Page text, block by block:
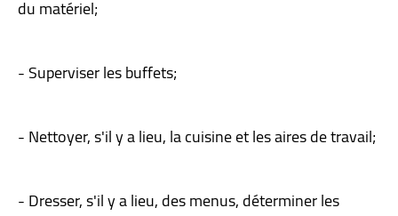
du matériel;
- Superviser les buffets;
- Nettoyer, s'il y a lieu, la cuisine et les aires de travail;
- Dresser, s'il y a lieu, des menus, déterminer les